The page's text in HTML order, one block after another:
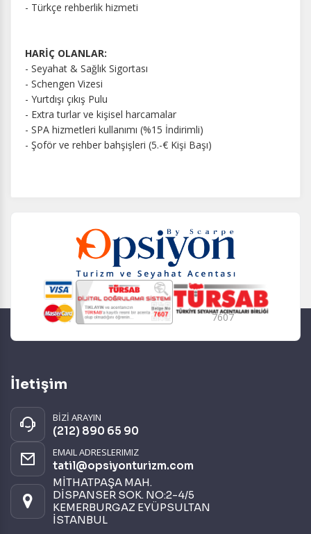
- Türkçe rehberlik hizmeti
HARİÇ OLANLAR:
- Seyahat & Sağlık Sigortası
- Schengen Vizesi
- Yurtdışı çıkış Pulu
- Extra turlar ve kişisel harcamalar
- SPA hizmetleri kullanımı (%15 İndirimli)
- Şoför ve rehber bahşişleri (5.-€ Kişi Başı)
7607
İletişim
BİZİ ARAYIN
(212) 890 65 90
EMAIL ADRESLERIMIZ
tatil@opsiyonturizm.com
MİTHATPAŞA MAH.
DİSPANSER SOK. NO:2-4/5
KEMERBURGAZ EYÜPSULTAN
İSTANBUL